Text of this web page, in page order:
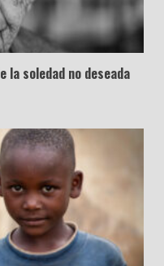
la soledad no deseada